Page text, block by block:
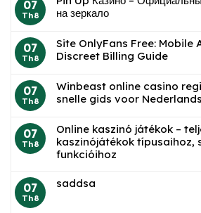
07
Th8
на зеркало
07
Th8
Site OnlyFans Free: Mobile
Discreet Billing Guide
07
Th8
Winbeast online casino
snelle gids voor
07
Th8
Online kaszinó játékok –
kaszinójátékok típusaihoz,
funkcióihoz
07
Th8
saddsa